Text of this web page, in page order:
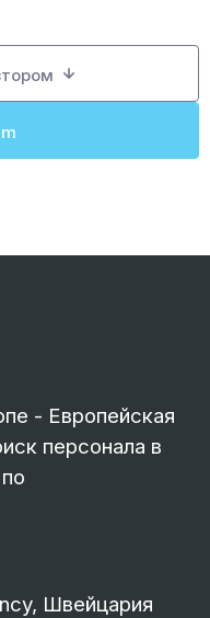
- Европейская
персонала в
Швейцария